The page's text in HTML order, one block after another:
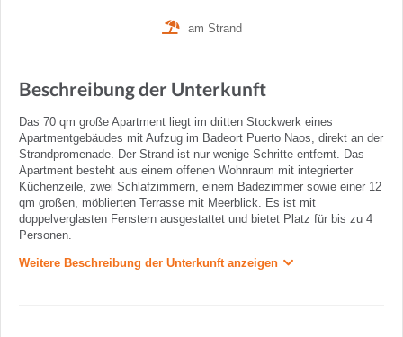
am Strand
Beschreibung der Unterkunft
Das 70 qm große Apartment liegt im dritten Stockwerk eines
Apartmentgebäudes mit Aufzug im Badeort Puerto Naos, direkt an der
Strandpromenade. Der Strand ist nur wenige Schritte entfernt. Das
Apartment besteht aus einem offenen Wohnraum mit integrierter
Küchenzeile, zwei Schlafzimmern, einem Badezimmer sowie einer 12
qm großen, möblierten Terrasse mit Meerblick. Es ist mit
doppelverglasten Fenstern ausgestattet und bietet Platz für bis zu 4
Personen.
Weitere Beschreibung der Unterkunft anzeigen